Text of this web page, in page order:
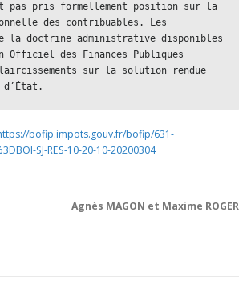
pas pris formellement position sur la
des contribuables. Les
la doctrine administrative disponibles
des Finances Publiques
sur la solution rendue
d’État.
bofip.impots.gouv.fr/bofip/631-
SJ-RES-10-20-10-20200304
Agnès MAGON et Maxime ROGER